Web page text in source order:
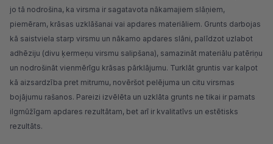
jo tā nodrošina, ka virsma ir sagatavota nākamajiem slāņiem,
piemēram, krāsas uzklāšanai vai apdares materiāliem. Grunts darbojas
kā saistviela starp virsmu un nākamo apdares slāni, palīdzot uzlabot
adhēziju (divu ķermeņu virsmu salipšana), samazināt materiālu patēriņu
un nodrošināt vienmērīgu krāsas pārklājumu. Turklāt gruntis var kalpot
kā aizsardzība pret mitrumu, novēršot pelējuma un citu virsmas
bojājumu rašanos. Pareizi izvēlēta un uzklāta grunts ne tikai ir pamats
ilgmūžīgam apdares rezultātam, bet arī ir kvalitatīvs un estētisks
rezultāts.